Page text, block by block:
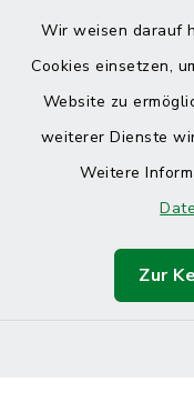
Wir weisen darauf
Cookies einsetzen,
Website zu
weiterer Dienste
Weitere
Zur